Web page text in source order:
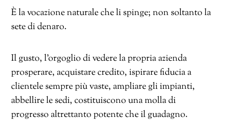
È la vocazione naturale che li spinge; non soltanto la
sete di denaro.
Il gusto, l’orgoglio di vedere la propria azienda
prosperare, acquistare credito, ispirare fiducia a
clientele sempre più vaste, ampliare gli impianti,
abbellire le sedi, costituiscono una molla di
progresso altrettanto potente che il guadagno.